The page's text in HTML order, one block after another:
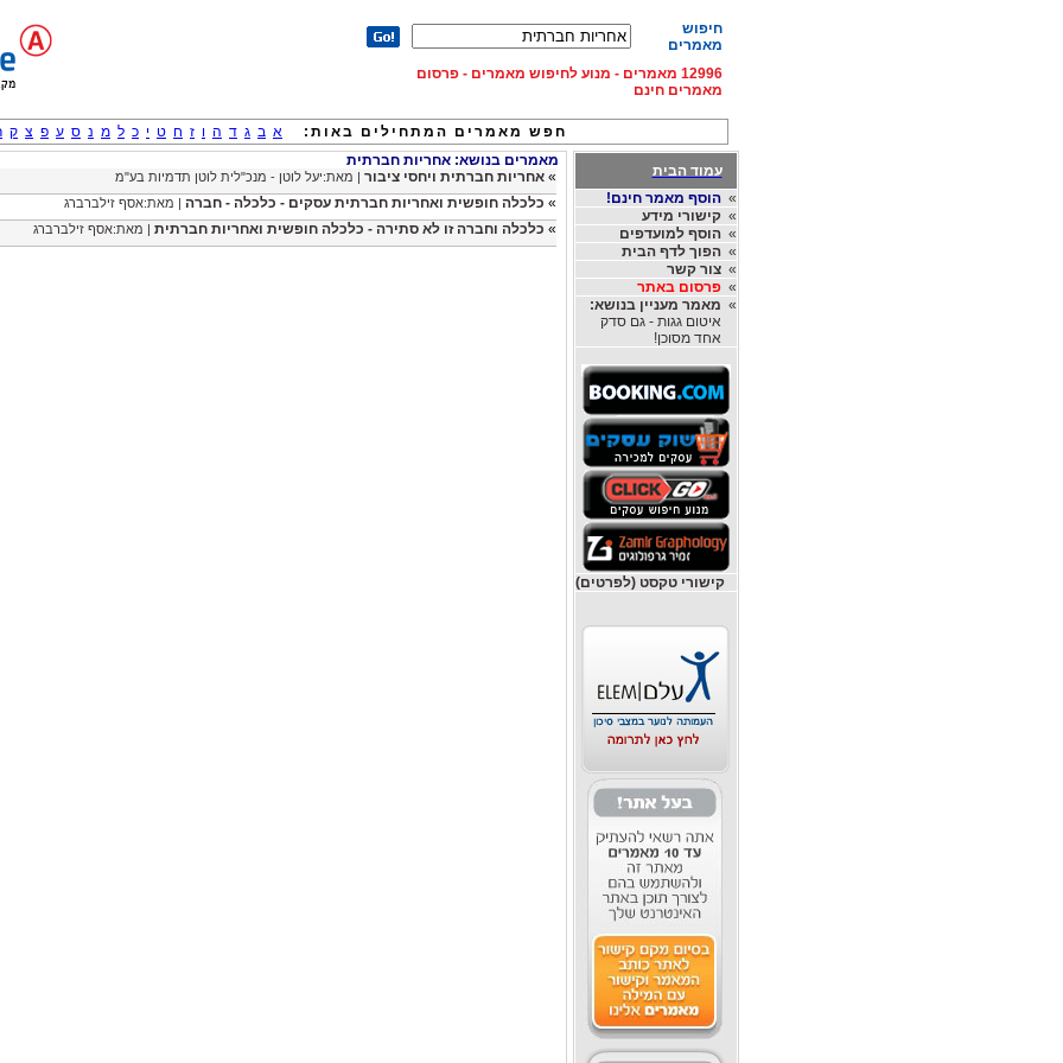
חיפוש
מאמרים
12996 מאמרים - מנוע לחיפוש מאמרים - פרסום
מאמרים חינם
חפש מאמרים המתחילים באות: א ב ג ד ה ו ז ח ט י כ ל מ נ ס ע פ צ ק
עמוד הבית
»הוסף מאמר חינם!
»קישורי מידע
»הוסף למועדפים
»הפוך לדף הבית
»צור קשר
»פרסום באתר
» מאמר מעניין בנושא:
איטום גגות - גם סדק
אחד מסוכן!
קישורי טקסט (לפרטים)
מאמרים בנושא: אחריות חברתית
» אחריות חברתית ויחסי ציבור | מאת:יעל לוטן - מנכ"לית לוטן תדמיות בע"מ
» כלכלה חופשית ואחריות חברתית עסקים - כלכלה - חברה | מאת:אסף זילברברג
» כלכלה וחברה זו לא סתירה - כלכלה חופשית ואחריות חברתית | מאת:אסף זילברברג